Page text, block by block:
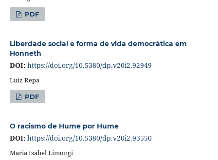
PDF
Liberdade social e forma de vida democrática em
Honneth
DOI: https://doi.org/10.5380/dp.v20i2.92949
Luiz Repa
PDF
O racismo de Hume por Hume
DOI: https://doi.org/10.5380/dp.v20i2.93550
Maria Isabel Limongi